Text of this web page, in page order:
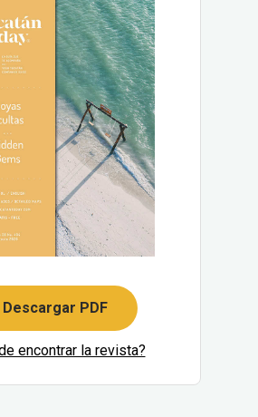
Descargar PDF
encontrar la revista?